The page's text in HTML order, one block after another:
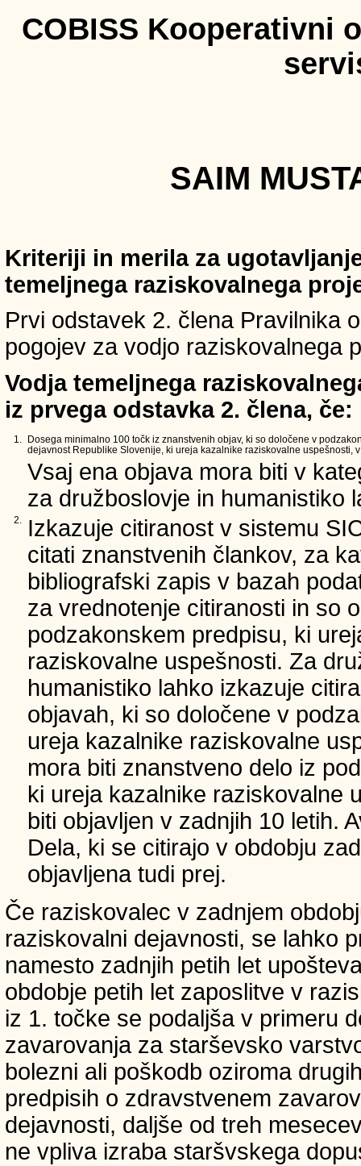
COBISS Kooperativni
SAIM
Kriteriji in merila za
temeljnega raziskovalnega
Prvi odstavek 2. člena Pravilnika
pogojev za vodjo raziskovalnega
Vodja temeljnega
iz prvega odstavka 2. člena, če:
1.
Dosega minimalno 100 točk iz znanstvenih objav, ki so določene v
dejavnost Republike Slovenije, ki ureja kazalnike raziskovalne uspešnosti,
Vsaj ena objava mora biti v
za družboslovje in humanistiko
2.
Izkazuje citiranost v sistemu
citati znanstvenih člankov, za
bibliografski zapis v bazah
za vrednotenje citiranosti in so
podzakonskem predpisu, ki
raziskovalne uspešnosti. Za
humanistiko lahko izkazuje
objavah, ki so določene v
ureja kazalnike raziskovalne
mora biti znanstveno delo iz
ki ureja kazalnike raziskovalne
biti objavljen v zadnjih 10 letih.
Dela, ki se citirajo v obdobju
objavljena tudi prej.
Če raziskovalec v zadnjem
raziskovalni dejavnosti, se lahko
namesto zadnjih petih let
obdobje petih let zaposlitve v
iz 1. točke se podaljša v primeru
zavarovanja za starševsko
bolezni ali poškodb oziroma
predpisih o zdravstvenem
dejavnosti, daljše od treh
ne vpliva izraba staršvskega